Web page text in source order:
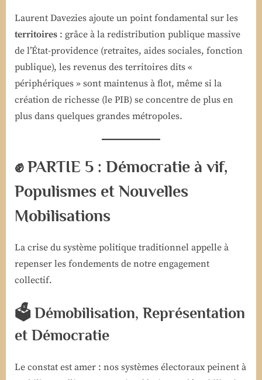
Laurent Davezies ajoute un point fondamental sur les
territoires : grâce à la redistribution publique massive
de l’État-providence (retraites, aides sociales, fonction
publique), les revenus des territoires dits «
périphériques » sont maintenus à flot, même si la
création de richesse (le PIB) se concentre de plus en
plus dans quelques grandes métropoles.
✊ PARTIE 5 : Démocratie à vif,
Populismes et Nouvelles
Mobilisations
La crise du système politique traditionnel appelle à
repenser les fondements de notre engagement
collectif.
🗳️ Démobilisation, Représentation
et Démocratie
Le constat est amer : nos systèmes électoraux peinent à